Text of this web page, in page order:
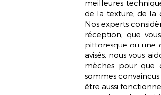
meilleures
de la texture, de la
Nos experts
réception, que
pittoresque ou une
avisés, nous vous
mèches pour que
sommes
être aussi